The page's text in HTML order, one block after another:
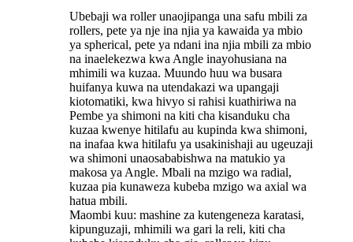
Ubebaji wa roller unaojipanga una safu mbili za
rollers, pete ya nje ina njia ya kawaida ya mbio
ya spherical, pete ya ndani ina njia mbili za mbio
na inaelekezwa kwa Angle inayohusiana na
mhimili wa kuzaa. Muundo huu wa busara
huifanya kuwa na utendakazi wa upangaji
kiotomatiki, kwa hivyo si rahisi kuathiriwa na
Pembe ya shimoni na kiti cha kisanduku cha
kuzaa kwenye hitilafu au kupinda kwa shimoni,
na inafaa kwa hitilafu ya usakinishaji au ugeuzaji
wa shimoni unaosababishwa na matukio ya
makosa ya Angle. Mbali na mzigo wa radial,
kuzaa pia kunaweza kubeba mzigo wa axial wa
hatua mbili.
Maombi kuu: mashine za kutengeneza karatasi,
kipunguzaji, mhimili wa gari la reli, kiti cha